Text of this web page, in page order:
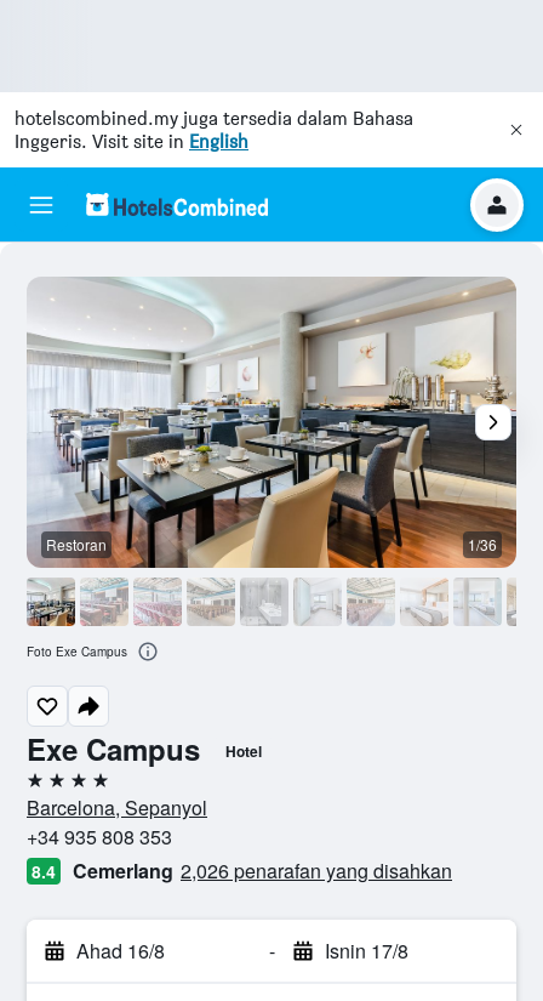
hotelscombined.my juga tersedia dalam Bahasa
Inggeris. Visit site in English
Exe Campus Hotel
4 bintang
Barcelona, Sepanyol
+34 935 808 353
8.4 Cemerlang 2,026 penarafan yang disahkan
Ahad 16/8 - Isnin 17/8
Restoran 1/36
Foto Exe Campus